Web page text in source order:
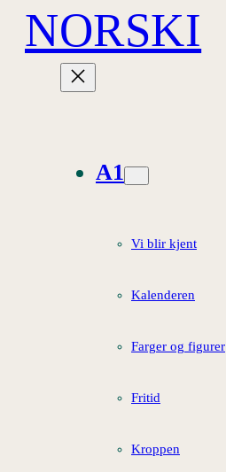
Hopp
innhold
NORSKI
A1
Vi blir kjent
Kalenderen
Farger og figurer
Fritid
Kroppen